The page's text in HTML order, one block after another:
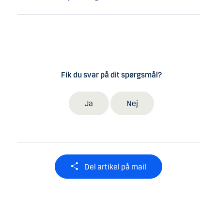
Fik du svar på dit spørgsmål?
Ja Nej
Del artikel på mail